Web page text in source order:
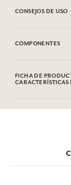
CONSEJOS DE USO
LOS OJOS,
COMPONENTES
(Fragrance), Palm
Tetrasodium
FICHA DE
Por favor, consulte